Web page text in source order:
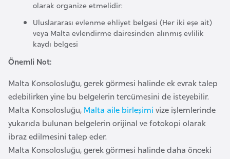
olarak organize etmelidir:
Uluslararası evlenme ehliyet belgesi (Her iki eşe ait)
veya Malta evlendirme dairesinden alınmış evlilik
kaydı belgesi
Önemli Not:
Malta Konsolosluğu, gerek görmesi halinde ek evrak talep
edebilirken yine bu belgelerin tercümesini de isteyebilir.
Malta Konsolosluğu, Malta aile birleşimi vize işlemlerinde
yukarıda bulunan belgelerin orijinal ve fotokopi olarak
ibraz edilmesini talep eder.
Malta Konsolosluğu, gerek görmesi halinde daha önceki
B
s
n
a
H
e
r